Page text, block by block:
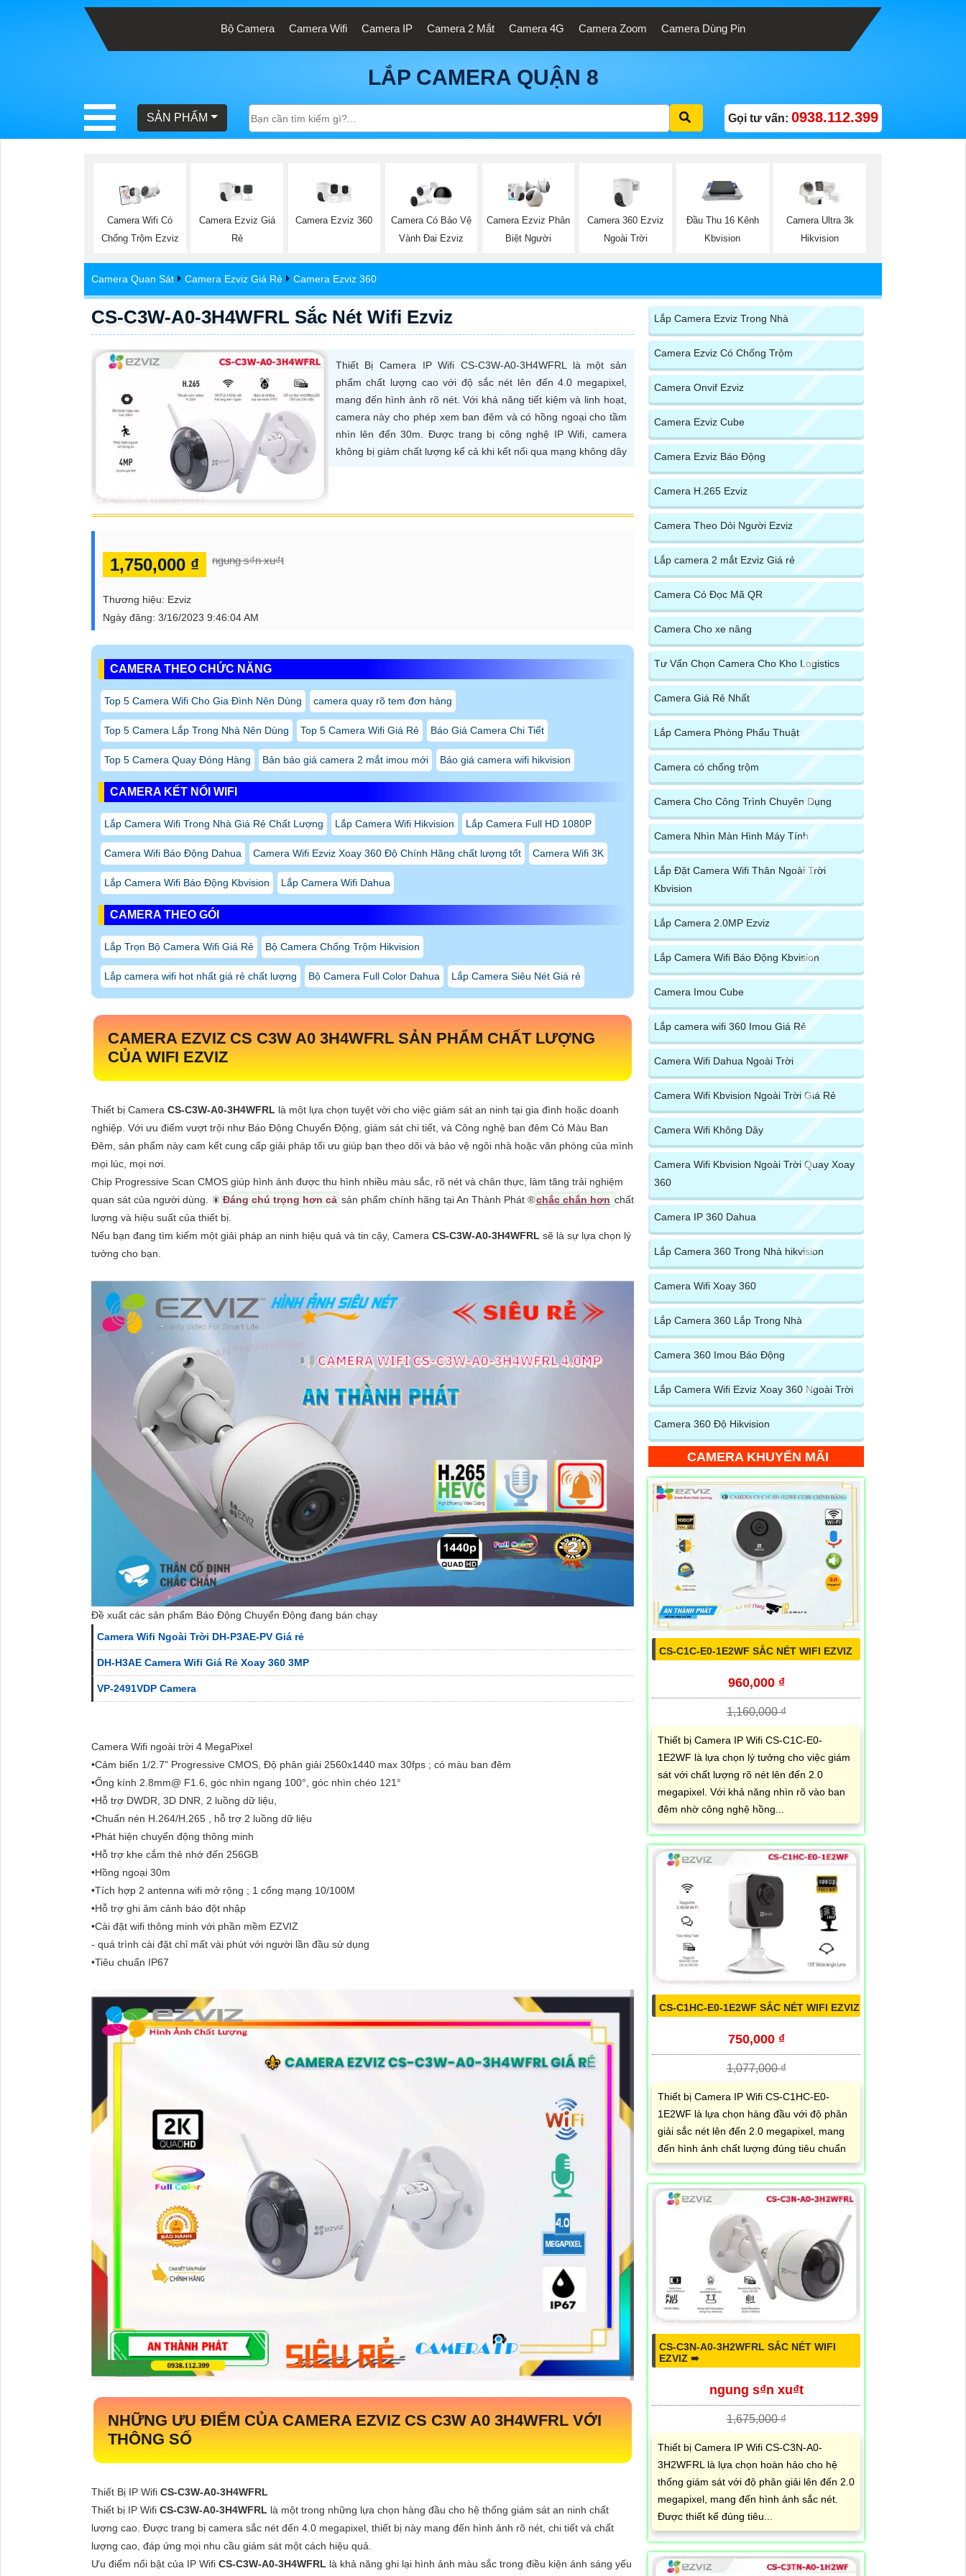
Bộ Camera Camera Wifi Camera IP Camera 2 Mắt Camera 4G Camera Zoom Camera Dùng Pin
LẮP CAMERA QUẬN 8
SẢN PHẨM Gọi tư vấn: 0938.112.399
Camera Wifi Có
Chống Trộm Ezviz
Camera Ezviz Giá
Rẻ
Camera Ezviz 360
Camera Có Bảo Vệ
Vành Đai Ezviz
Camera Ezviz Phân
Biệt Người
Camera 360 Ezviz
Ngoài Trời
Đầu Thu 16 Kênh
Kbvision
Camera Ultra 3k
Hikvision
Camera Quan Sát Camera Ezviz Giá Rẻ Camera Ezviz 360
CS-C3W-A0-3H4WFRL Sắc Nét Wifi Ezviz
Thiết Bị Camera IP Wifi CS-C3W-A0-3H4WFRL là một sản
phẩm chất lượng cao với độ sắc nét lên đến 4.0 megapixel,
mang đến hình ảnh rõ nét. Với khả năng tiết kiệm và linh hoạt,
camera này cho phép xem ban đêm và có hồng ngoại cho tầm
nhìn lên đến 30m. Được trang bị công nghệ IP Wifi, camera
không bị giảm chất lượng kể cả khi kết nối qua mạng không dây
1,750,000 ₫ ngung s₫n xu₫t
Thương hiệu: Ezviz
Ngày đăng: 3/16/2023 9:46:04 AM
CAMERA THEO CHỨC NĂNG
Top 5 Camera Wifi Cho Gia Đình Nên Dùng camera quay rõ tem đơn hàng
Top 5 Camera Lắp Trong Nhà Nên Dùng Top 5 Camera Wifi Giá Rẻ Báo Giá Camera Chi Tiết
Top 5 Camera Quay Đóng Hàng Bản báo giá camera 2 mắt imou mới Báo giá camera wifi hikvision
CAMERA KẾT NỐI WIFI
Lắp Camera Wifi Trong Nhà Giá Rẻ Chất Lượng Lắp Camera Wifi Hikvision Lắp Camera Full HD 1080P
Camera Wifi Báo Động Dahua Camera Wifi Ezviz Xoay 360 Độ Chính Hãng chất lượng tốt Camera Wifi 3K
Lắp Camera Wifi Báo Động Kbvision Lắp Camera Wifi Dahua
CAMERA THEO GÓI
Lắp Trọn Bộ Camera Wifi Giá Rẻ Bộ Camera Chống Trộm Hikvision
Lắp camera wifi hot nhất giá rẻ chất lượng Bộ Camera Full Color Dahua Lắp Camera Siêu Nét Giá rẻ
CAMERA EZVIZ CS C3W A0 3H4WFRL SẢN PHẨM CHẤT LƯỢNG
CỦA WIFI EZVIZ
Thiết bị Camera CS-C3W-A0-3H4WFRL là một lựa chọn tuyệt vời cho việc giám sát an ninh tại gia đình hoặc doanh
nghiệp. Với ưu điểm vượt trội như Báo Động Chuyển Động, giám sát chi tiết, và Công nghệ ban đêm Có Màu Ban
Đêm, sản phẩm này cam kết cung cấp giải pháp tối ưu giúp bạn theo dõi và bảo vệ ngôi nhà hoặc văn phòng của mình
mọi lúc, mọi nơi.
Chip Progressive Scan CMOS giúp hình ảnh được thu hình nhiều màu sắc, rõ nét và chân thực, làm tăng trải nghiệm
quan sát của người dùng. 🎇 Đáng chú trọng hơn cả sản phẩm chính hãng tại An Thành Phát ®️chắc chắn hơn chất
lượng và hiệu suất của thiết bị.
Nếu bạn đang tìm kiếm một giải pháp an ninh hiệu quả và tin cậy, Camera CS-C3W-A0-3H4WFRL sẽ là sự lựa chọn lý
tưởng cho bạn.
Đề xuất các sản phẩm Báo Động Chuyển Động đang bán chạy
Camera Wifi Ngoài Trời DH-P3AE-PV Giá rẻ
DH-H3AE Camera Wifi Giá Rẻ Xoay 360 3MP
VP-2491VDP Camera
Camera Wifi ngoài trời 4 MegaPixel
•Cảm biến 1/2.7" Progressive CMOS, Độ phân giải 2560x1440 max 30fps ; có màu ban đêm
•Ống kính 2.8mm@ F1.6, góc nhìn ngang 100°, góc nhìn chéo 121°
•Hỗ trợ DWDR, 3D DNR, 2 luồng dữ liệu,
•Chuấn nén H.264/H.265 , hỗ trợ 2 luồng dữ liệu
•Phát hiện chuyển động thông minh
•Hỗ trợ khe cắm thẻ nhớ đến 256GB
•Hồng ngoại 30m
•Tích hợp 2 antenna wifi mở rộng ; 1 cổng mạng 10/100M
•Hỗ trợ ghi âm cảnh báo đột nhập
•Cài đặt wifi thông minh với phần mềm EZVIZ
- quá trình cài đặt chỉ mất vài phút với người lần đầu sử dụng
•Tiêu chuẩn IP67
NHỮNG ƯU ĐIỂM CỦA CAMERA EZVIZ CS C3W A0 3H4WFRL VỚI
THÔNG SỐ
Thiết Bị IP Wifi CS-C3W-A0-3H4WFRL
Thiết bị IP Wifi CS-C3W-A0-3H4WFRL là một trong những lựa chọn hàng đầu cho hệ thống giám sát an ninh chất
lượng cao. Được trang bị camera sắc nét đến 4.0 megapixel, thiết bị này mang đến hình ảnh rõ nét, chi tiết và chất
lượng cao, đáp ứng mọi nhu cầu giám sát một cách hiệu quả.
Ưu điểm nổi bật của IP Wifi CS-C3W-A0-3H4WFRL là khả năng ghi lại hình ảnh màu sắc trong điều kiện ánh sáng yếu
Lắp Camera Ezviz Trong Nhà
Camera Ezviz Có Chống Trộm
Camera Onvif Ezviz
Camera Ezviz Cube
Camera Ezviz Báo Động
Camera H.265 Ezviz
Camera Theo Dỏi Người Ezviz
Lắp camera 2 mắt Ezviz Giá rẻ
Camera Có Đọc Mã QR
Camera Cho xe nâng
Tư Vấn Chọn Camera Cho Kho Logistics
Camera Giá Rẻ Nhất
Lắp Camera Phòng Phẩu Thuật
Camera có chống trộm
Camera Cho Công Trình Chuyên Dụng
Camera Nhìn Màn Hình Máy Tính
Lắp Đặt Camera Wifi Thân Ngoài Trời
Kbvision
Lắp Camera 2.0MP Ezviz
Lắp Camera Wifi Báo Động Kbvision
Camera Imou Cube
Lắp camera wifi 360 Imou Giá Rẻ
Camera Wifi Dahua Ngoài Trời
Camera Wifi Kbvision Ngoài Trời Giá Rẻ
Camera Wifi Không Dây
Camera Wifi Kbvision Ngoài Trời Quay Xoay
360
Camera IP 360 Dahua
Lắp Camera 360 Trong Nhà hikvision
Camera Wifi Xoay 360
Lắp Camera 360 Lắp Trong Nhà
Camera 360 Imou Báo Động
Lắp Camera Wifi Ezviz Xoay 360 Ngoài Trời
Camera 360 Độ Hikvision
CAMERA KHUYẾN MÃI
CS-C1C-E0-1E2WF SẮC NÉT WIFI EZVIZ
960,000 ₫
1,160,000 ₫
Thiết bị Camera IP Wifi CS-C1C-E0-
1E2WF là lựa chọn lý tưởng cho việc giám
sát với chất lượng rõ nét lên đến 2.0
megapixel. Với khả năng nhìn rõ vào ban
đêm nhờ công nghệ hồng...
CS-C1HC-E0-1E2WF SẮC NÉT WIFI EZVIZ
750,000 ₫
1,077,000 ₫
Thiết bị Camera IP Wifi CS-C1HC-E0-
1E2WF là lựa chọn hàng đầu với độ phân
giải sắc nét lên đến 2.0 megapixel, mang
đến hình ảnh chất lượng đúng tiêu chuẩn
CS-C3N-A0-3H2WFRL SẮC NÉT WIFI
EZVIZ ➠
ngung s₫n xu₫t
1,675,000 ₫
Thiết bị Camera IP Wifi CS-C3N-A0-
3H2WFRL là lựa chọn hoàn hảo cho hệ
thống giám sát với độ phân giải lên đến 2.0
megapixel, mang đến hình ảnh sắc nét.
Được thiết kế đúng tiêu...